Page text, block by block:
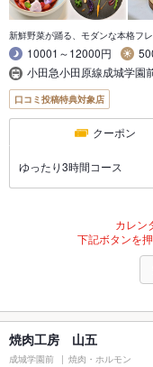
新鮮野菜が踊る、モダンな本格フ
10001～12000円
小田急小田原線成城学園
口コミ投稿特典対象店
クーポン
ゆったり3時間コース
カレン
下記ボタンを
焼肉工房 山五
成城学園前 焼肉・ホルモン